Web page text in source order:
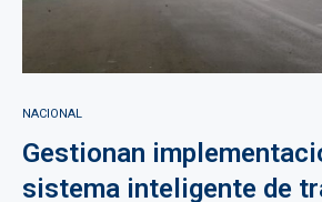
NACIONAL
Gestionan
sistema inteligente de